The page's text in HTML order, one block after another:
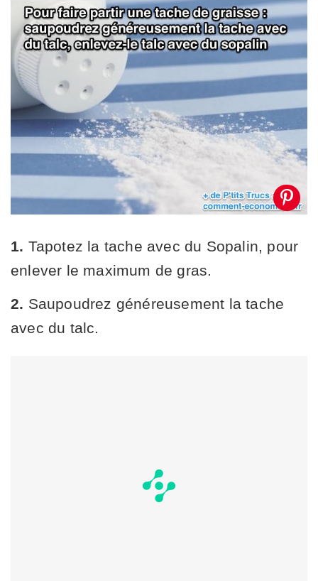
1. Tapotez la tache avec du Sopalin, pour
enlever le maximum de gras.
2. Saupoudrez généreusement la tache
avec du talc.